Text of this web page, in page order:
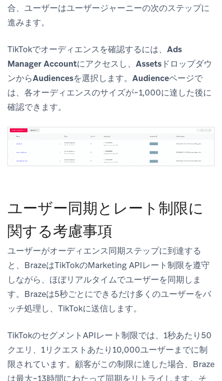
合、ユーザーはユーザージャーニーの次のステップに
進みます。
TikTokでオーディエンスを確認するには、 Ads
Manager Accountにアクセスし、 Assets ドロップダウ
ンからAudiencesを選択します。 Audienceページで
は、各オーディエンスのサイズが~1,000に達した後に
確認できます。
ユーザー同期とレート制限に
関する考慮事項
ユーザーがオーディエンス同期ステップに到達する
と、BrazeはTikTokのMarketing APIレート制限を遵守
しながら、ほぼリアルタイムでユーザーを同期しま
す。Brazeは5秒ごとにできるだけ多くのユーザーをバ
ッチ処理し、TikTokに送信します。
TikTokのセグメントAPIレート制限では、1秒あたり50
クエリ、1リクエストあたり10,000ユーザーまでに制
限されています。顧客がこの制限に達した場合、Braze
は最大~13時間にわたって同期をリトライします。そ